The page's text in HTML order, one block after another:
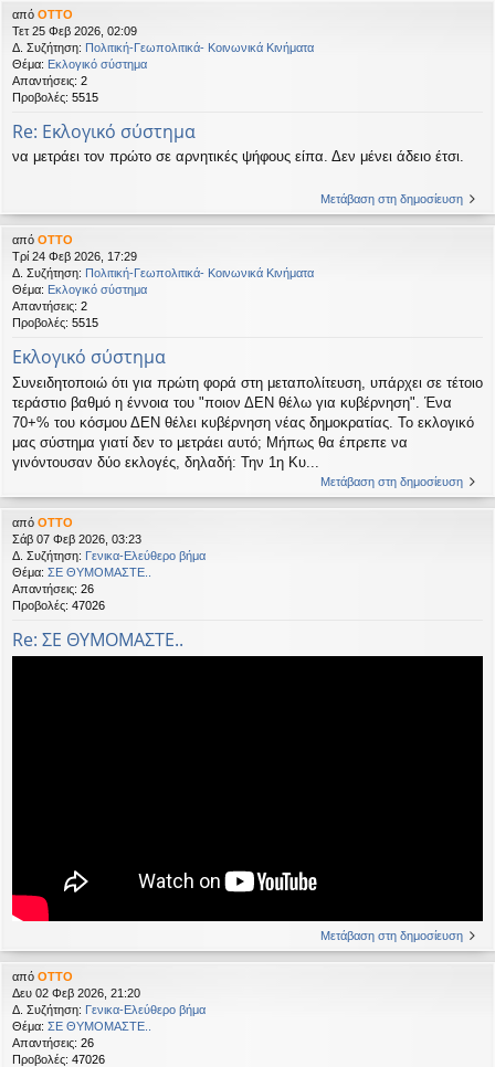
από OTTO
Τετ 25 Φεβ 2026, 02:09
Δ. Συζήτηση: Πολιτική-Γεωπολιτικά- Κοινωνικά Κινήματα
Θέμα: Εκλογικό σύστημα
Απαντήσεις: 2
Προβολές: 5515
Re: Εκλογικό σύστημα
να μετράει τον πρώτο σε αρνητικές ψήφους είπα. Δεν μένει άδειο έτσι.
Μετάβαση στη δημοσίευση
από OTTO
Τρί 24 Φεβ 2026, 17:29
Δ. Συζήτηση: Πολιτική-Γεωπολιτικά- Κοινωνικά Κινήματα
Θέμα: Εκλογικό σύστημα
Απαντήσεις: 2
Προβολές: 5515
Εκλογικό σύστημα
Συνειδητοποιώ ότι για πρώτη φορά στη μεταπολίτευση, υπάρχει σε τέτοιο
τεράστιο βαθμό η έννοια του "ποιον ΔΕΝ θέλω για κυβέρνηση". Ένα
70+% του κόσμου ΔΕΝ θέλει κυβέρνηση νέας δημοκρατίας. Το εκλογικό
μας σύστημα γιατί δεν το μετράει αυτό; Μήπως θα έπρεπε να
γινόντουσαν δύο εκλογές, δηλαδή: Την 1η Κυ...
Μετάβαση στη δημοσίευση
από OTTO
Σάβ 07 Φεβ 2026, 03:23
Δ. Συζήτηση: Γενικα-Ελεύθερο βήμα
Θέμα: ΣΕ ΘΥΜΟΜΑΣΤΕ..
Απαντήσεις: 26
Προβολές: 47026
Re: ΣΕ ΘΥΜΟΜΑΣΤΕ..
Μετάβαση στη δημοσίευση
από OTTO
Δευ 02 Φεβ 2026, 21:20
Δ. Συζήτηση: Γενικα-Ελεύθερο βήμα
Θέμα: ΣΕ ΘΥΜΟΜΑΣΤΕ..
Απαντήσεις: 26
Προβολές: 47026